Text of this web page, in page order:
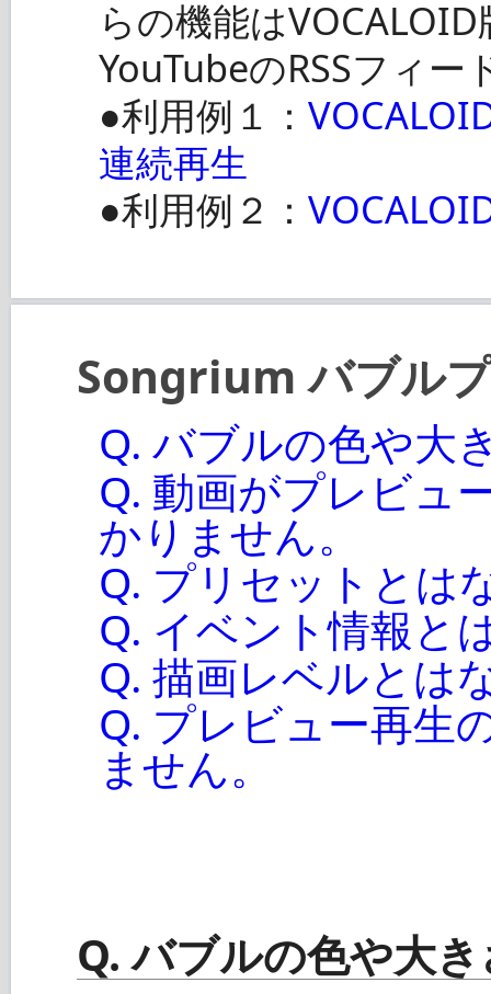
らの機能は
YouTubeのRSSフィ
●利用例１：
連続再生
●利用例２：
Songrium バブル
Q. バブルの色や大
Q. 動画がプレビュ
かりません。
Q. プリセットとは
Q. イベント情報と
Q. 描画レベルとは
Q. プレビュー再生
ません。
Q. バブルの色や大